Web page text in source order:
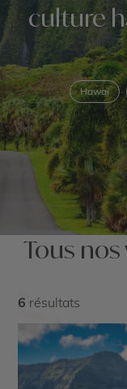
culture
Hawaï
Tous
6 résultats